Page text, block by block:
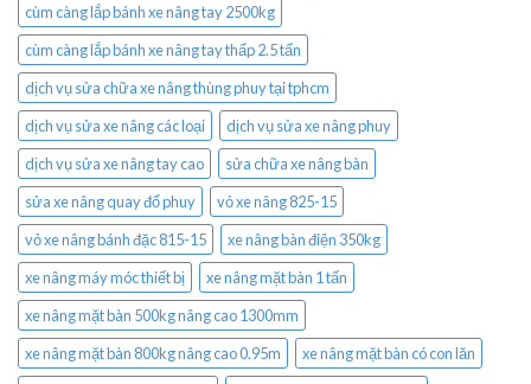
cùm càng lắp bánh xe nâng tay 2500kg
cùm càng lắp bánh xe nâng tay thấp 2.5 tấn
dịch vụ sửa chữa xe nâng thùng phuy tại tphcm
dịch vụ sửa xe nâng các loại
dịch vụ sửa xe nâng phuy
dịch vụ sửa xe nâng tay cao
sửa chữa xe nâng bàn
sửa xe nâng quay đổ phuy
vỏ xe nâng 825-15
vỏ xe nâng bánh đặc 815-15
xe nâng bàn điện 350kg
xe nâng máy móc thiết bị
xe nâng mặt bàn 1 tấn
xe nâng mặt bàn 500kg nâng cao 1300mm
xe nâng mặt bàn 800kg nâng cao 0.95m
xe nâng mặt bàn có con lăn